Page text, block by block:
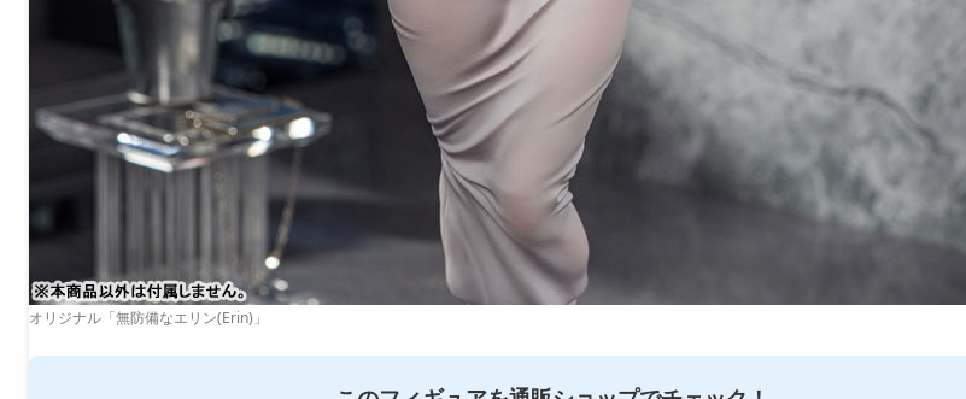
オリジナル「無防備なエリン(Erin)」